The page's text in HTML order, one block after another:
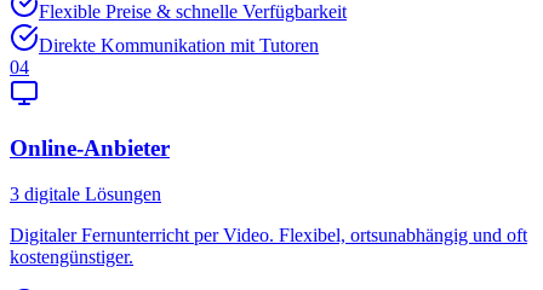
Flexible Preise & schnelle Verfügbarkeit
Direkte Kommunikation mit Tutoren
04
Online-Anbieter
3 digitale Lösungen
Digitaler Fernunterricht per Video. Flexibel, ortsunabhängig und oft
kostengünstiger.